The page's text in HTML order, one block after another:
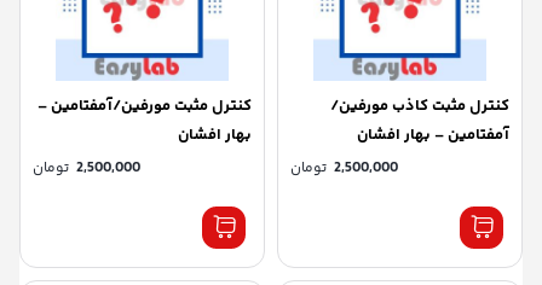
کنترل مثبت کاذب مورفین/
آمفتامین – بهار افشان
2,500,000 تومان
کنترل مثبت مورفین/آمفتامین –
بهار افشان
2,500,000 تومان